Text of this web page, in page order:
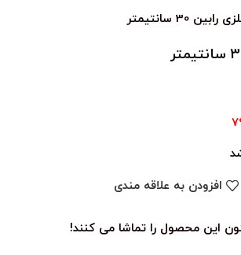
30 سانتیمتر
افزودن به علاقه مندی
این محصول را تماشا می کنند!